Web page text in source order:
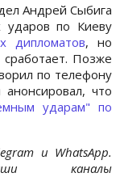
Андрей Сыбига
ударов по Киеву
дипломатов, но
Позже
по телефону
что
ударам" по
и WhatsApp.
каналы